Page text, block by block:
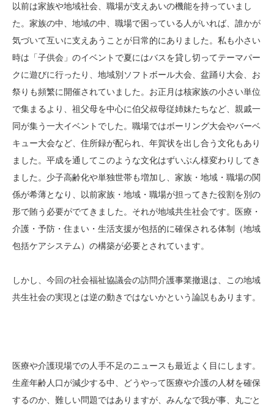
以前は家族や地域社会、職場が支えあいの機能を持っていまし
た。家族の中、地域の中、職場で困っている人がいれば、誰かが
気づいて互いに支えあうことが日常的にありました。私も小さい
時は「子供会」のイベントで夏にはバスを貸し切ってテーマパー
クに遊びに行ったり、地域別ソフトボール大会、盆踊り大会、お
祭りも頻繁に開催されていました。お正月は核家族の小さい単位
で集まるより、祖父母を中心に伯父叔母従姉妹たちなど、親戚一
同が集う一大イベントでした。職場ではボーリング大会やバーベ
キュー大会など、住所録が配られ、年賀状を出し合う文化もあり
ました。平成を通してこのような文化はずいぶん様変わりしてき
ました。少子高齢化や単独世帯も増加し、家族・地域・職場の関
係が希薄となり、以前家族・地域・職場が担ってきた役割を別の
形で賄う必要がでてきました。それが地域共生社会です。医療・
介護・予防・住まい・生活支援が包括的に確保される体制（地域
包括ケアシステム）の構築が必要とされています。
しかし、今回の社会福祉協議会の訪問介護事業撤退は、この地域
共生社会の実現とは逆の動きではないかという論説もあります。
医療や介護現場での人手不足のニュースも最近よく目にします。
生産年齢人口が減少する中、どうやって医療や介護の人材を確保
するのか、難しい問題ではありますが、みんなで我が事、丸ごと